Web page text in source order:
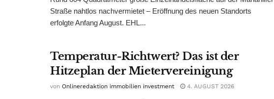
Straße nahtlos nachvermietet – Eröffnung des neuen Standorts
erfolgte Anfang August. EHL...
Temperatur-Richtwert? Das ist der
Hitzeplan der Mietervereinigung
von Onlineredaktion immobilien investment 4. AUGUST 2026